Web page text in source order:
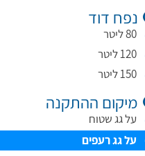
נפח דוד
80 ליטר
120 ליטר
150 ליטר
מיקום ההתקנה
על גג שטוח
על גג רעפים